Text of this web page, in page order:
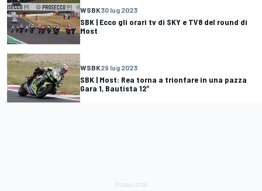
WSBK30 lug 2023
SBK | Ecco gli orari tv di SKY e TV8 del round di
Most
WSBK29 lug 2023
SBK | Most: Rea torna a trionfare in una pazza
Gara 1, Bautista 12°